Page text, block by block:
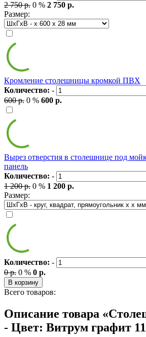
2 750 р. 0 % 2 750 р.
Размер:
Кромление столешницы кромкой ПВХ
Количество: -
600 р. 0 % 600 р.
Вырез отверстия в столешнице под
панель
Количество: -
1 200 р. 0 % 1 200 р.
Размер:
Количество: -
0 р. 0 % 0 р.
В корзину
Всего товаров:
Описание товара
- Цвет: Витрум графит